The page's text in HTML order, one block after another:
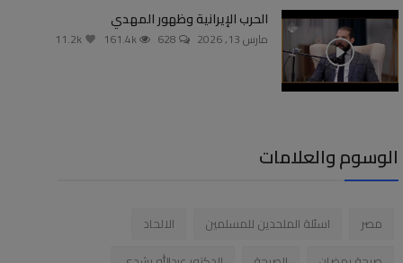
الحرب الإيرانية وظهور المهدي
مارس 13, 2026 628
161.4k
الوسوم والعلامات
مصر اسئلة الملحدين للمسلمين
الالحاد